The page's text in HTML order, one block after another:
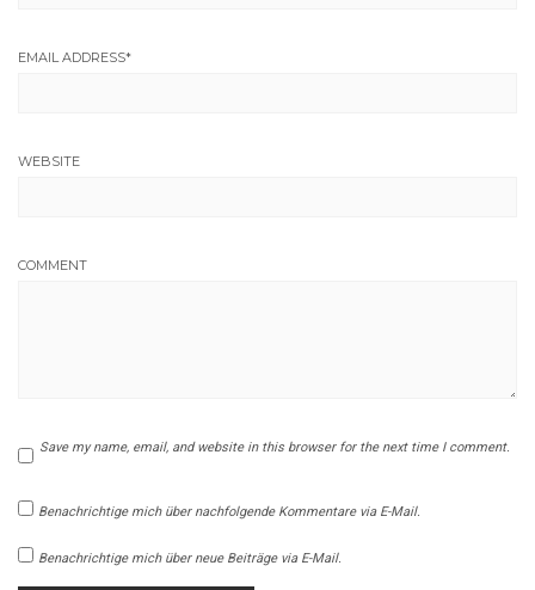
EMAIL ADDRESS*
WEBSITE
COMMENT
Save my name, email, and website in this browser for the next time I comment.
Benachrichtige mich über nachfolgende Kommentare via E-Mail.
Benachrichtige mich über neue Beiträge via E-Mail.